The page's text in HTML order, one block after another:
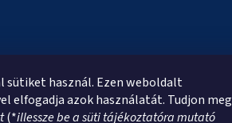
sütiket használ. Ezen weboldalt
elfogadja azok használatát. Tudjon meg
(*illessze be a süti tájékoztatóra mutató